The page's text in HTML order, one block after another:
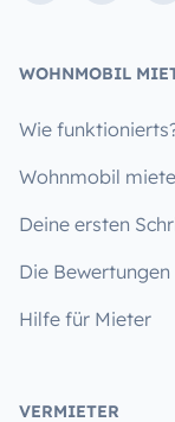
WOHNMOBIL
Wie
Wohnmobil
Deine ersten
Die
Hilfe für Mieter
VERMIETER